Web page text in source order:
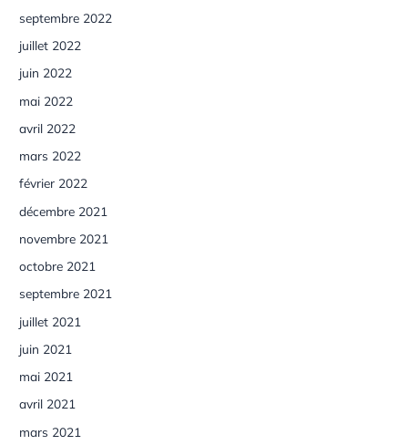
septembre 2022
juillet 2022
juin 2022
mai 2022
avril 2022
mars 2022
février 2022
décembre 2021
novembre 2021
octobre 2021
septembre 2021
juillet 2021
juin 2021
mai 2021
avril 2021
mars 2021